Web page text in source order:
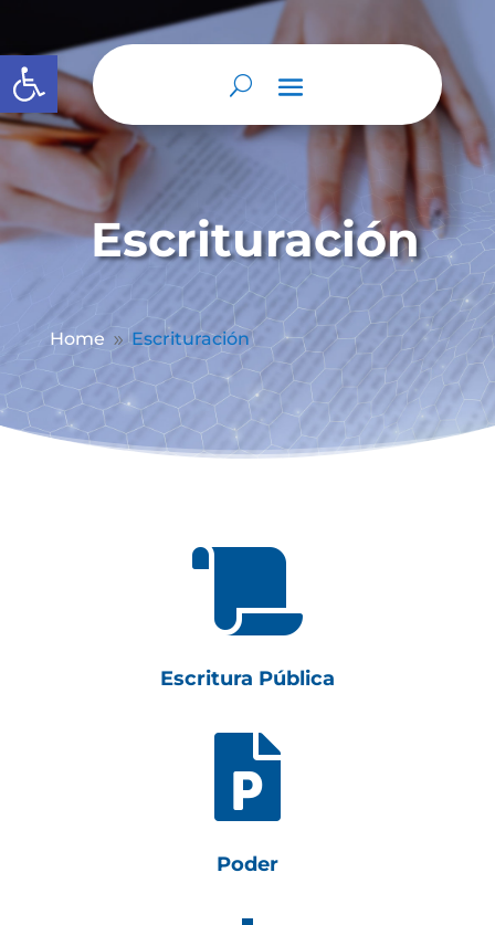
Abrir barra de herramientas
Escrituración
Home 9 Escrituración

Escritura Pública

Poder